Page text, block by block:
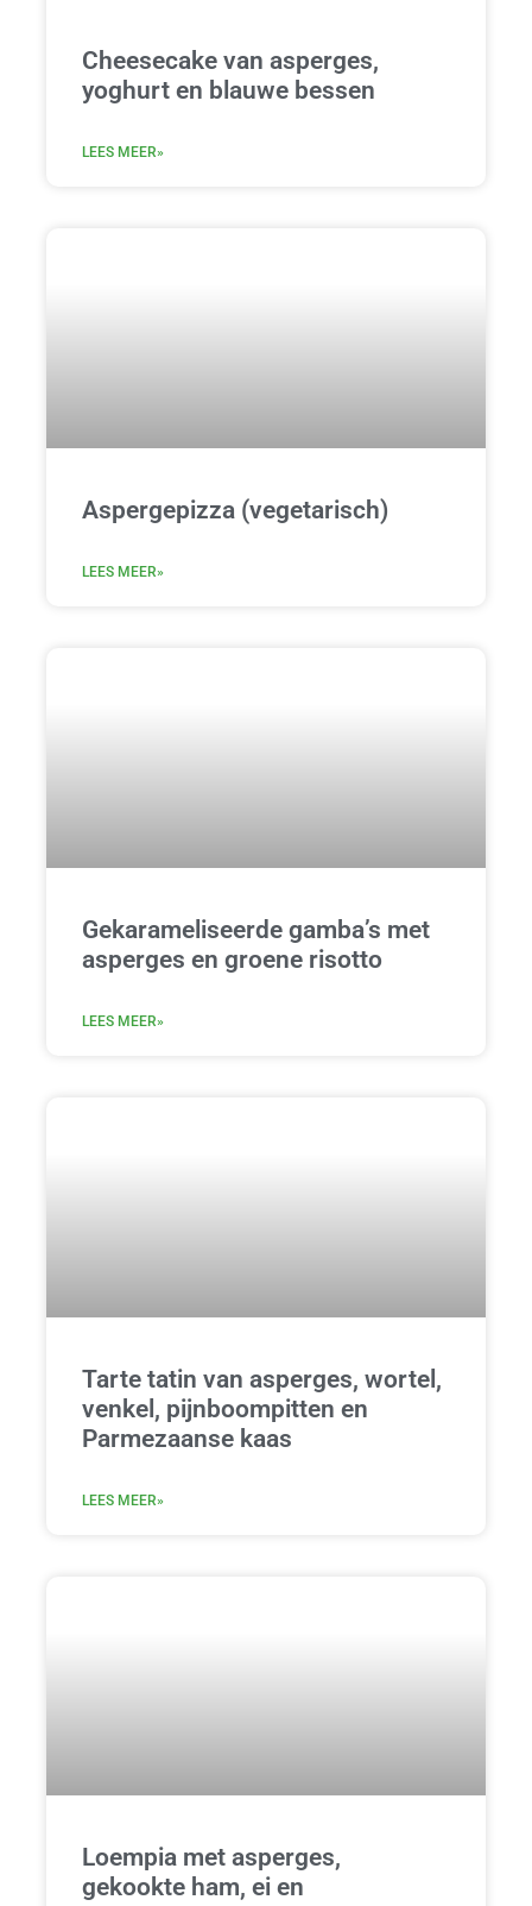
Cheesecake van asperges,
yoghurt en blauwe bessen
LEES MEER»
Aspergepizza (vegetarisch)
LEES MEER»
Gekarameliseerde gamba’s met
asperges en groene risotto
LEES MEER»
Tarte tatin van asperges, wortel,
venkel, pijnboompitten en
Parmezaanse kaas
LEES MEER»
Loempia met asperges,
gekookte ham, ei en